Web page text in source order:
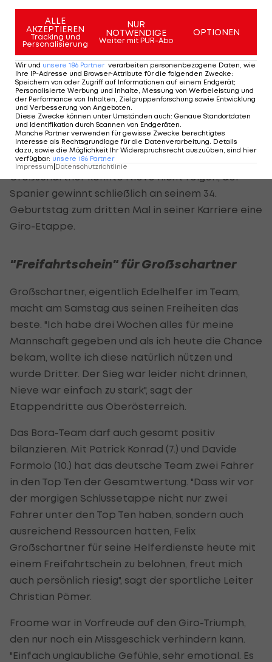
Etappe und des diesjährigen Giro. Ursprünglich
hatte sich das Trio schon wenige Kilometer nach
dem Start als Teil einer großen Gruppe vom Feld
abgesetzt.
32 Kilometer vor dem Ziel muss Großschartner die
Hoffnungen auf einen ähnlichen Coup wie Lukas
Pöstlberger aufgeben. Sein diesmal durch eine
Erkrankung zurückgeworfener Bora-Teamkollege
hatte 2017 die erste Etappe gewonnen.
Großschartner konnte Nieve nicht folgen, der
Spanier gewinnt schließlich an seinem 34.
Geburtstag zum dritten Mal in seiner Karriere eine
Giro-Etappe.
"Freifahrtschein" für Großschartner
Großschartner, eigentlich Edelhelfer im Team,
macht am Samstag aus seinen Freiheiten das
beste. "Ich habe drei Wochen alles für meine
Mannschaft gegeben und als ich heute die Chance
bekam, wollte ich diese natürlich nützen und
wurde Dritter. Der Sieg war leider nicht drinnen,
Nieve war einfach zu stark", sagt der
Etappendritte aus Oberösterreich.
Das Bora-Team darf auch gesamt positiv
bilanzieren. Mit Patrick Konrad (7.) und Davide
Formolo (10.) hat das deutsche Team zwei Fahrer
in den Top Ten der Gesamtwertung. "Dass wir vor
der morgigen Schlussetappe nicht nur zwei
Fahrer unter den Top Ten haben, sondern auch
ausreichend Ressourcen hatten, Felix
Großschartner für seine Helferdienste heute mit
einem Freifahrtschein zu belohnen, freut mich
auch persönlich riesig", sagt der sportliche Leiter
Christian Pömer.
Froome war in Vorfreude auf den Giro-Triumph,
den nur noch ein Missgeschick verhindern kann.
"Einfach unglaubliche Gefühle, sehr emotional. Es
ALLE
AKZEPTIEREN
Tracking und
Personalisierung
NUR
NOTWENDIGE
Weiter mit PUR-Abo
OPTIONEN
Wir und unsere 186 Partner verarbeiten personenbezogene Daten, wie
Ihre IP-Adresse und Browser-Attribute für die folgenden Zwecke:
Speichern von oder Zugriff auf Informationen auf einem Endgerät;
Personalisierte Werbung und Inhalte, Messung von Werbeleistung und
der Performance von Inhalten, Zielgruppenforschung sowie Entwicklung
und Verbesserung von Angeboten.
Diese Zwecke können unter Umständen auch: Genaue Standortdaten
und Identifikation durch Scannen von Endgeräten.
Manche Partner verwenden für gewisse Zwecke berechtigtes
Interesse als Rechtsgrundlage für die Datenverarbeitung. Details
dazu, sowie die Möglichkeit Ihr Widerspruchsrecht auszuüben, sind hier
verfügbar: unsere 186 Partner
Impressum Datenschutzrichtlinie